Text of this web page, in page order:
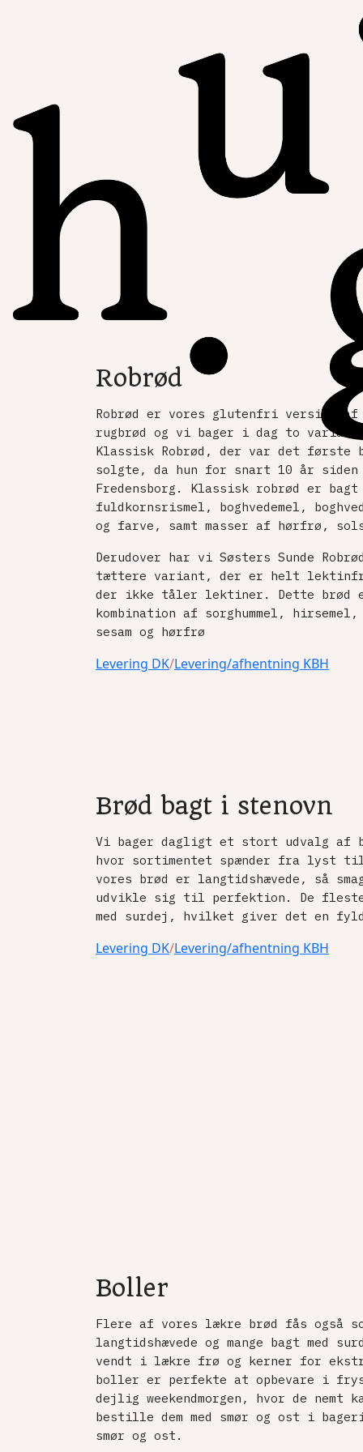
Robrød
Robrød er vores glutenfri version af
rugbrød og vi bager i dag to
Klassisk Robrød, der var det første
solgte, da hun for snart 10 år siden
Fredensborg. Klassisk robrød er bagt
fuldkornsrismel, boghvedemel,
og farve, samt masser af hørfrø,
Derudover har vi Søsters Sunde
tættere variant, der er helt lektinfri
der ikke tåler lektiner. Dette brød
kombination af sorghummel,
sesam og hørfrø
Levering DK/Levering/afhentning KBH
Brød bagt i stenovn
Vi bager dagligt et stort udvalg af
hvor sortimentet spænder fra lyst
vores brød er langtidshævede, så
udvikle sig til perfektion. De
med surdej, hvilket giver det en
Levering DK/Levering/afhentning KBH
Boller
Flere af vores lækre brød fås også
langtidshævede og mange bagt med
vendt i lækre frø og kerner for
boller er perfekte at opbevare i
dejlig weekendmorgen, hvor de nemt
bestille dem med smør og ost i
smør og ost.